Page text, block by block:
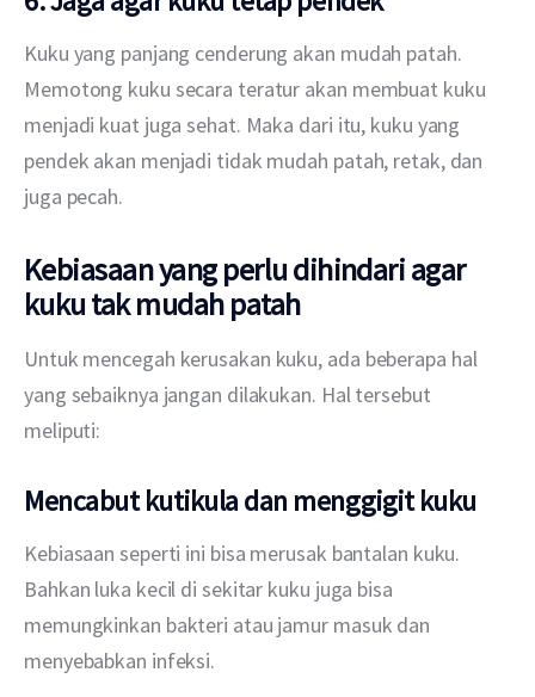
Kuku yang panjang cenderung akan mudah patah.
Memotong kuku secara teratur akan membuat kuku
menjadi kuat juga sehat. Maka dari itu, kuku yang
pendek akan menjadi tidak mudah patah, retak, dan
juga pecah.
Kebiasaan yang perlu dihindari agar
kuku tak mudah patah
Untuk mencegah kerusakan kuku, ada beberapa hal
yang sebaiknya jangan dilakukan. Hal tersebut
meliputi:
Mencabut kutikula dan menggigit kuku
Kebiasaan seperti ini bisa merusak bantalan kuku.
Bahkan luka kecil di sekitar kuku juga bisa
memungkinkan bakteri atau jamur masuk dan
menyebabkan infeksi.